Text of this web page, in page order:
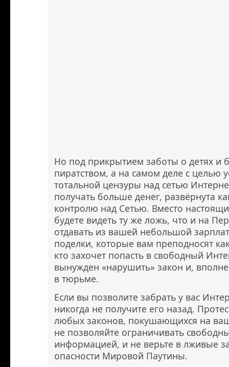
Но под прикрытием заботы о детях и
пиратством, а на самом деле с целью
тотальной цензуры над сетью
получать больше денег, развёрнута
контролю над Сетью. Вместо
будете видеть ту же ложь, что и на
отдавать из вашей небольшой
поделки, которые вам преподносят как
кто захочет попасть в свободный
вынужден «нарушить» закон и,
в тюрьме.
Если вы позволите забрать у вас
никогда не получите его назад.
любых законов, покушающихся на
не позволяйте ограничивать
информацией, и не верьте в лживые
опасности Мировой Паутины.